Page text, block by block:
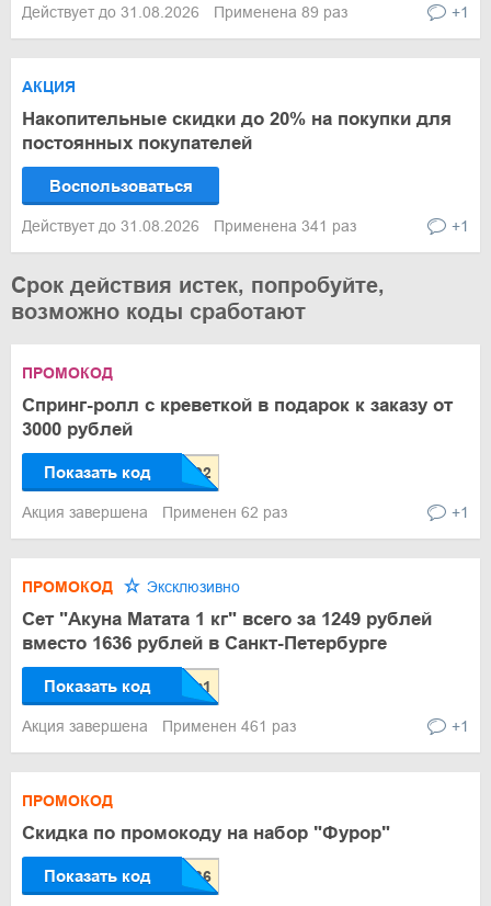
Действует до 31.08.2026 Применена 89 раз +1
АКЦИЯ
Накопительные скидки до 20% на покупки для
постоянных покупателей
Воспользоваться
Действует до 31.08.2026 Применена 341 раз +1
Срок действия истек, попробуйте,
возможно коды сработают
ПРОМОКОД
Спринг-ролл с креветкой в подарок к заказу от
3000 рублей
Показать код
Акция завершена Применен 62 раз +1
ПРОМОКОД Эксклюзивно
Сет "Акуна Матата 1 кг" всего за 1249 рублей
вместо 1636 рублей в Санкт-Петербурге
Показать код
Акция завершена Применен 461 раз +1
ПРОМОКОД
Скидка по промокоду на набор "Фурор"
Показать код